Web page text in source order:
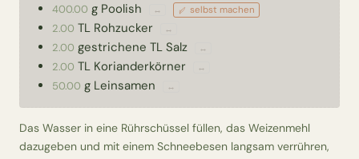
400.00 g Poolish ↔ selbst machen
2.00 TL Rohzucker ↔
2.00 gestrichene TL Salz ↔
2.00 TL Korianderkörner ↔
50.00 g Leinsamen ↔
Das Wasser in eine Rührschüssel füllen, das Weizenmehl
dazugeben und mit einem Schneebesen langsam verrühren,